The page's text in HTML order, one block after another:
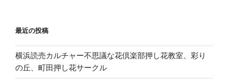
最近の投稿
横浜読売カルチャー不思議な花倶楽部押し花教室、彩り
の丘、町田押し花サークル